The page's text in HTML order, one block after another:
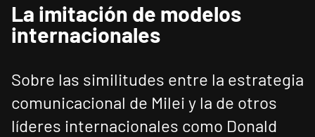
La imitación de modelos
internacionales
Sobre las similitudes entre la estrategia
comunicacional de Milei y la de otros
líderes internacionales como Donald